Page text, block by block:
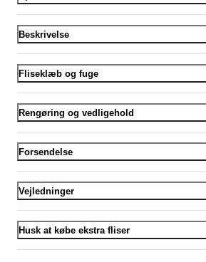
Beskrivelse
Fliseklæb og fuge
Rengøring og vedligehold
Forsendelse
Vejledninger
Husk at købe ekstra fliser